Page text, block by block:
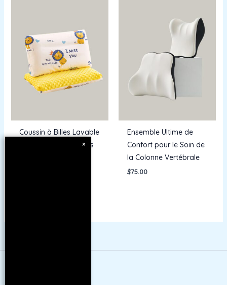
Coussin à Billes Lavable
Premium pour Enfants
Ensemble Ultime de
Confort pour le Soin de
la Colonne Vertébrale
$75.00
×